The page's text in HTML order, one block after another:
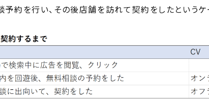
約を行い、その後店舗を訪れて契約をしたというケ